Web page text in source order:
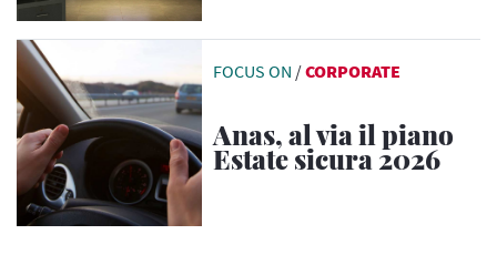
FOCUS ON /CORPORATE
Anas, al via il piano
Estate sicura 2026